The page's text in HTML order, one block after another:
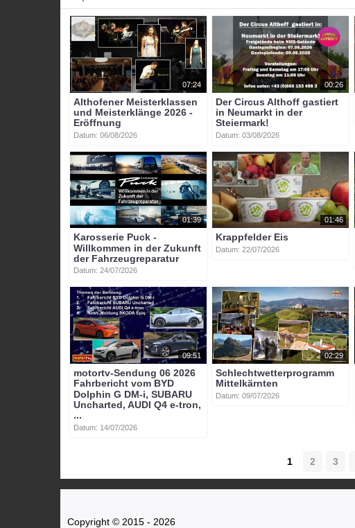
07:24
Althofener Meisterklassen
und Meisterklänge 2026 -
Eröffnung
Datum: 06/08/2026
00:26
Der Circus Althoff gastiert
in Neumarkt in der
Steiermark!
Datum: 03/08/2026
01:39
Karosserie Puck -
Willkommen in der Zukunft
der Fahrzeugreparatur
Datum: 24/07/2026
01:46
Krappfelder Eis
Datum: 22/07/2026
09:51
motortv-Sendung 06 2026
Fahrbericht vom BYD
Dolphin G DM-i, SUBARU
Uncharted, AUDI Q4 e-tron,
...
Datum: 14/07/2026
02:29
Schlechtwetterprogramm
Mittelkärnten
Datum: 09/07/2026
1 2 3
Copyright © 2015 - 2026